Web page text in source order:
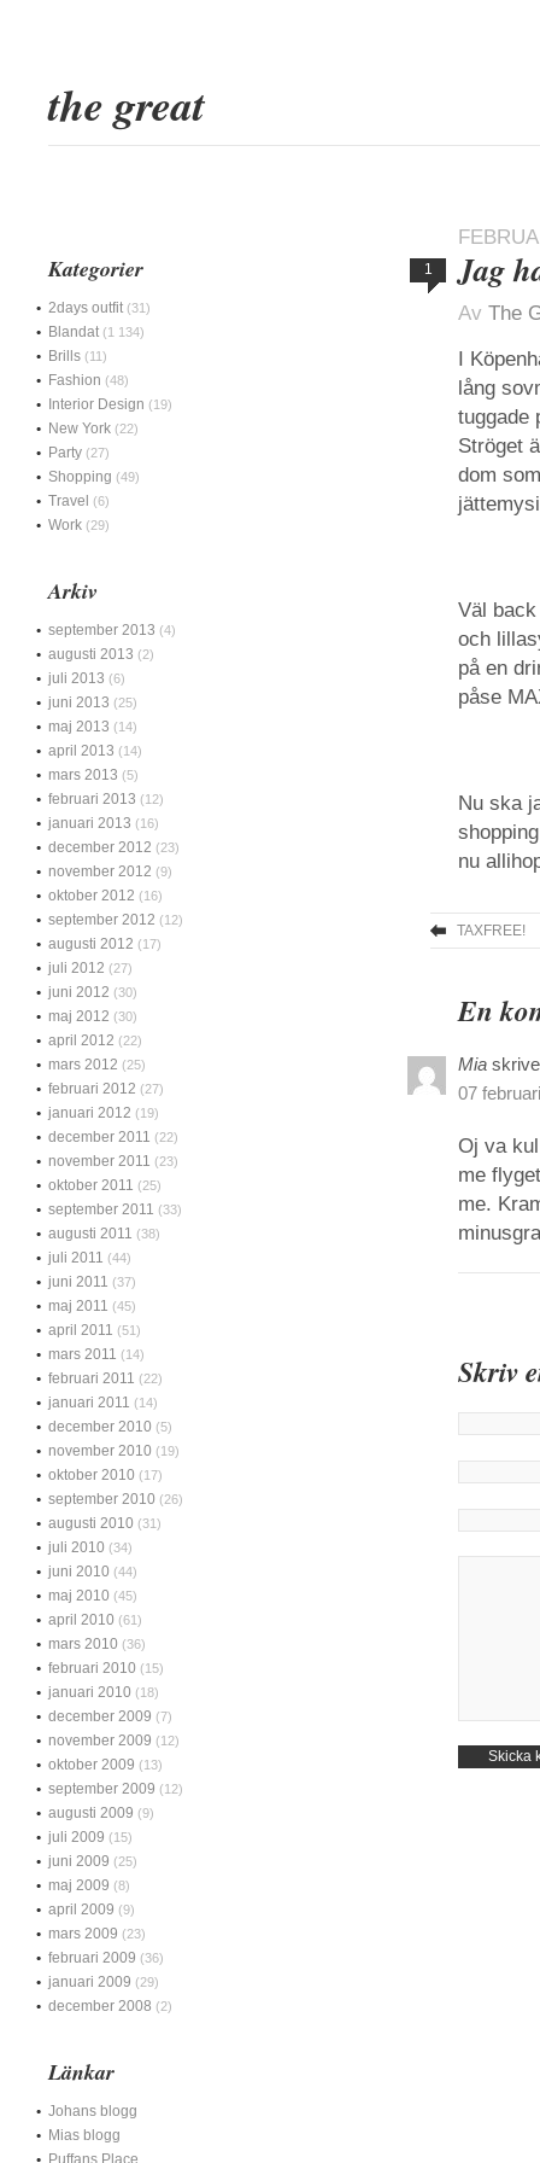
the great
1 Jag
Av The
I
lång
tuggade
Ströget
dom
Väl
och
på en
påse
Nu ska
nu
TAXFREE!
En
Mia
07
Oj va
me
me.
Skriv
Kategorier
2days outfit (31)
Blandat (1 134)
Brills (11)
Fashion (48)
Interior Design (19)
New York (22)
Party (27)
Shopping (49)
Travel (6)
Work (29)
Arkiv
september 2013 (4)
augusti 2013 (2)
juli 2013 (6)
juni 2013 (25)
maj 2013 (14)
april 2013 (14)
mars 2013 (5)
februari 2013 (12)
januari 2013 (16)
december 2012 (23)
november 2012 (9)
oktober 2012 (16)
september 2012 (12)
augusti 2012 (17)
juli 2012 (27)
juni 2012 (30)
maj 2012 (30)
april 2012 (22)
mars 2012 (25)
februari 2012 (27)
januari 2012 (19)
december 2011 (22)
november 2011 (23)
oktober 2011 (25)
september 2011 (33)
augusti 2011 (38)
juli 2011 (44)
juni 2011 (37)
maj 2011 (45)
april 2011 (51)
mars 2011 (14)
februari 2011 (22)
januari 2011 (14)
december 2010 (5)
november 2010 (19)
oktober 2010 (17)
september 2010 (26)
augusti 2010 (31)
juli 2010 (34)
juni 2010 (44)
maj 2010 (45)
april 2010 (61)
mars 2010 (36)
februari 2010 (15)
januari 2010 (18)
december 2009 (7)
november 2009 (12)
oktober 2009 (13)
september 2009 (12)
augusti 2009 (9)
juli 2009 (15)
juni 2009 (25)
maj 2009 (8)
april 2009 (9)
mars 2009 (23)
februari 2009 (36)
januari 2009 (29)
december 2008 (2)
Länkar
Johans blogg
Mias blogg
Puffans Place